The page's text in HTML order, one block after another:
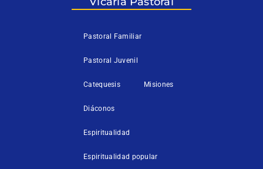
f
Pastoral Familiar
Pastoral Juvenil
Catequesis Misiones
Diáconos
Espiritualidad
Espiritualidad popular